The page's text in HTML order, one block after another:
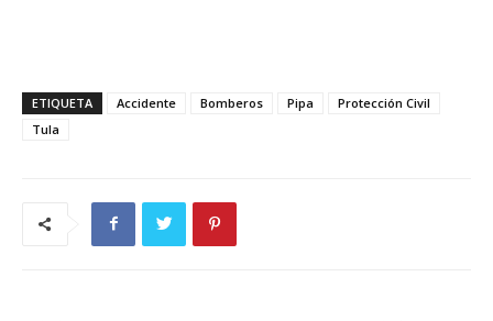
ETIQUETA Accidente Bomberos Pipa
Protección Civil
Tula